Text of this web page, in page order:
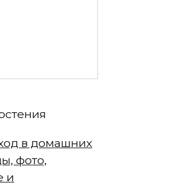
в домашних
фото,
и